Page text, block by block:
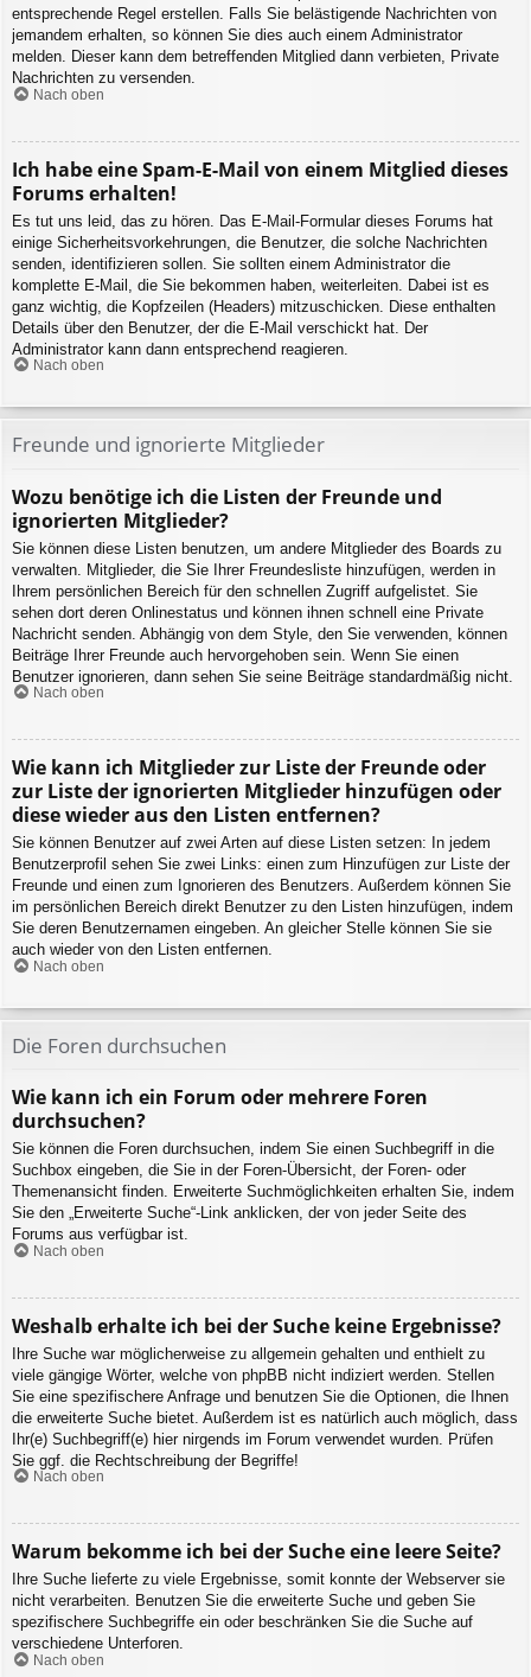
entsprechende Regel erstellen. Falls Sie belästigende Nachrichten von
jemandem erhalten, so können Sie dies auch einem Administrator
melden. Dieser kann dem betreffenden Mitglied dann verbieten, Private
Nachrichten zu versenden.
Nach oben
Ich habe eine Spam-E-Mail von einem Mitglied dieses
Forums erhalten!
Es tut uns leid, das zu hören. Das E-Mail-Formular dieses Forums hat
einige Sicherheitsvorkehrungen, die Benutzer, die solche Nachrichten
senden, identifizieren sollen. Sie sollten einem Administrator die
komplette E-Mail, die Sie bekommen haben, weiterleiten. Dabei ist es
ganz wichtig, die Kopfzeilen (Headers) mitzuschicken. Diese enthalten
Details über den Benutzer, der die E-Mail verschickt hat. Der
Administrator kann dann entsprechend reagieren.
Nach oben
Freunde und ignorierte Mitglieder
Wozu benötige ich die Listen der Freunde und
ignorierten Mitglieder?
Sie können diese Listen benutzen, um andere Mitglieder des Boards zu
verwalten. Mitglieder, die Sie Ihrer Freundesliste hinzufügen, werden in
Ihrem persönlichen Bereich für den schnellen Zugriff aufgelistet. Sie
sehen dort deren Onlinestatus und können ihnen schnell eine Private
Nachricht senden. Abhängig von dem Style, den Sie verwenden, können
Beiträge Ihrer Freunde auch hervorgehoben sein. Wenn Sie einen
Benutzer ignorieren, dann sehen Sie seine Beiträge standardmäßig nicht.
Nach oben
Wie kann ich Mitglieder zur Liste der Freunde oder
zur Liste der ignorierten Mitglieder hinzufügen oder
diese wieder aus den Listen entfernen?
Sie können Benutzer auf zwei Arten auf diese Listen setzen: In jedem
Benutzerprofil sehen Sie zwei Links: einen zum Hinzufügen zur Liste der
Freunde und einen zum Ignorieren des Benutzers. Außerdem können Sie
im persönlichen Bereich direkt Benutzer zu den Listen hinzufügen, indem
Sie deren Benutzernamen eingeben. An gleicher Stelle können Sie sie
auch wieder von den Listen entfernen.
Nach oben
Die Foren durchsuchen
Wie kann ich ein Forum oder mehrere Foren
durchsuchen?
Sie können die Foren durchsuchen, indem Sie einen Suchbegriff in die
Suchbox eingeben, die Sie in der Foren-Übersicht, der Foren- oder
Themenansicht finden. Erweiterte Suchmöglichkeiten erhalten Sie, indem
Sie den „Erweiterte Suche“-Link anklicken, der von jeder Seite des
Forums aus verfügbar ist.
Nach oben
Weshalb erhalte ich bei der Suche keine Ergebnisse?
Ihre Suche war möglicherweise zu allgemein gehalten und enthielt zu
viele gängige Wörter, welche von phpBB nicht indiziert werden. Stellen
Sie eine spezifischere Anfrage und benutzen Sie die Optionen, die Ihnen
die erweiterte Suche bietet. Außerdem ist es natürlich auch möglich, dass
Ihr(e) Suchbegriff(e) hier nirgends im Forum verwendet wurden. Prüfen
Sie ggf. die Rechtschreibung der Begriffe!
Nach oben
Warum bekomme ich bei der Suche eine leere Seite?
Ihre Suche lieferte zu viele Ergebnisse, somit konnte der Webserver sie
nicht verarbeiten. Benutzen Sie die erweiterte Suche und geben Sie
spezifischere Suchbegriffe ein oder beschränken Sie die Suche auf
verschiedene Unterforen.
Nach oben